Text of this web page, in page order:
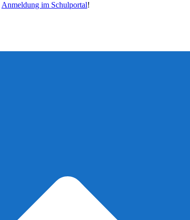
Anmeldung im Schulportal!